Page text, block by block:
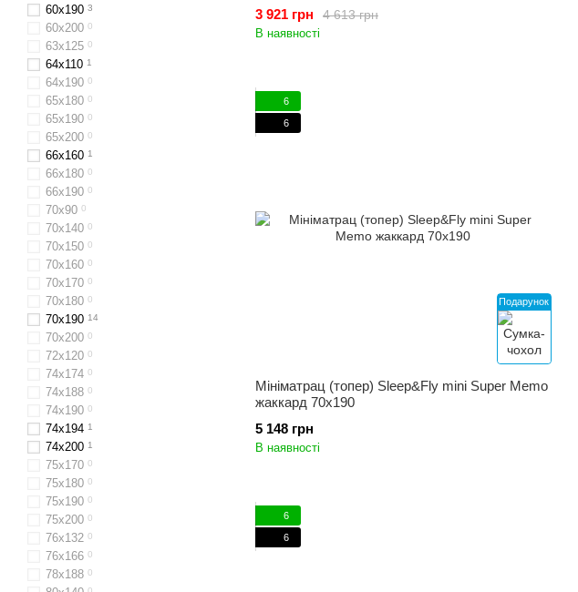
4 613 грн
3 921 грн
В наявності
Подарунок
6
6
Мініматрац (топер) Sleep&Fly mini Super Memo
жаккард 70x190
5 148 грн
В наявності
6
6
60х190 3
60х200 0
63x125 0
64х110 1
64x190 0
65x180 0
65х190 0
65х200 0
66x160 1
66х180 0
66х190 0
70х90 0
70x140 0
70x150 0
70x160 0
70х170 0
70x180 0
70x190 14
70x200 0
72x120 0
74х174 0
74х188 0
74х190 0
74х194 1
74х200 1
75х170 0
75х180 0
75х190 0
75х200 0
76x132 0
76x166 0
78х188 0